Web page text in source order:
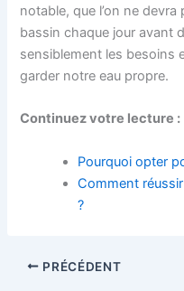
notable, que l’on ne
bassin chaque jour avant
sensiblement les besoins
garder notre eau propre.
Continuez votre lecture :
Pourquoi opter
Comment
?
PRÉCÉDENT